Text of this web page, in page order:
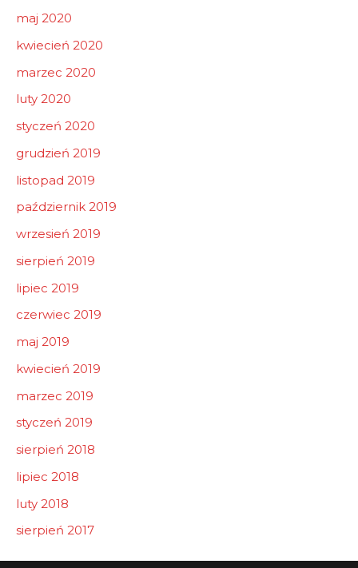
maj 2020
kwiecień 2020
marzec 2020
luty 2020
styczeń 2020
grudzień 2019
listopad 2019
październik 2019
wrzesień 2019
sierpień 2019
lipiec 2019
czerwiec 2019
maj 2019
kwiecień 2019
marzec 2019
styczeń 2019
sierpień 2018
lipiec 2018
luty 2018
sierpień 2017